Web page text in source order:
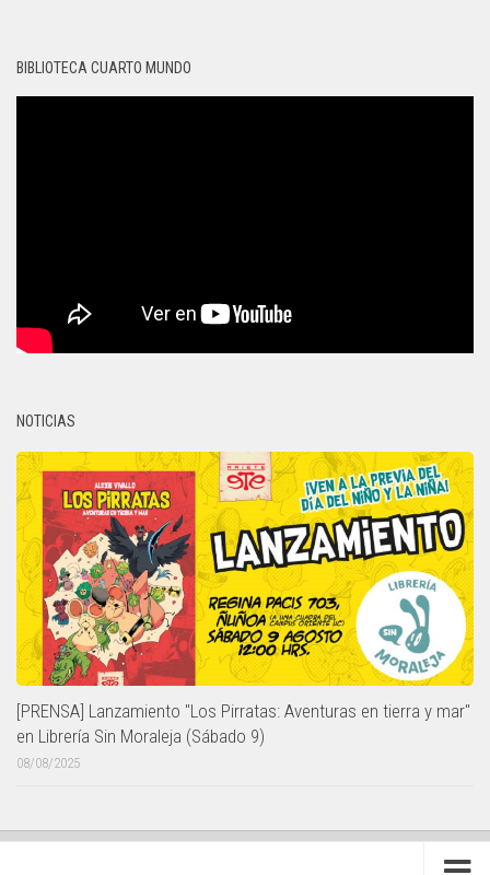
BIBLIOTECA CUARTO MUNDO
NOTICIAS
[PRENSA] Lanzamiento "Los Pirratas: Aventuras en tierra y mar"
en Librería Sin Moraleja (Sábado 9)
08/08/2025